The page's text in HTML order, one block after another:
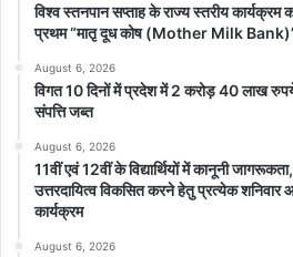
विश्व स्तनपान सप्ताह के राज्य स्तरीय
प्रथम “मातृ दूध कोष (Mother Milk Bank)”
August 6, 2026
विगत 10 दिनों में प्रदेश में 2 करोड़ 40 लाख
संपत्ति जब्त
August 6, 2026
11वीं एवं 12वीं के विद्यार्थियों में कानूनी
उत्तरदायित्व विकसित करने हेतु प्रत्येक शनिवार
कार्यक्रम
August 6, 2026